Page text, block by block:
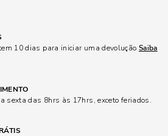
10 dias para iniciar uma devolução Saiba
sexta das 8hrs às 17hrs, exceto feriados.